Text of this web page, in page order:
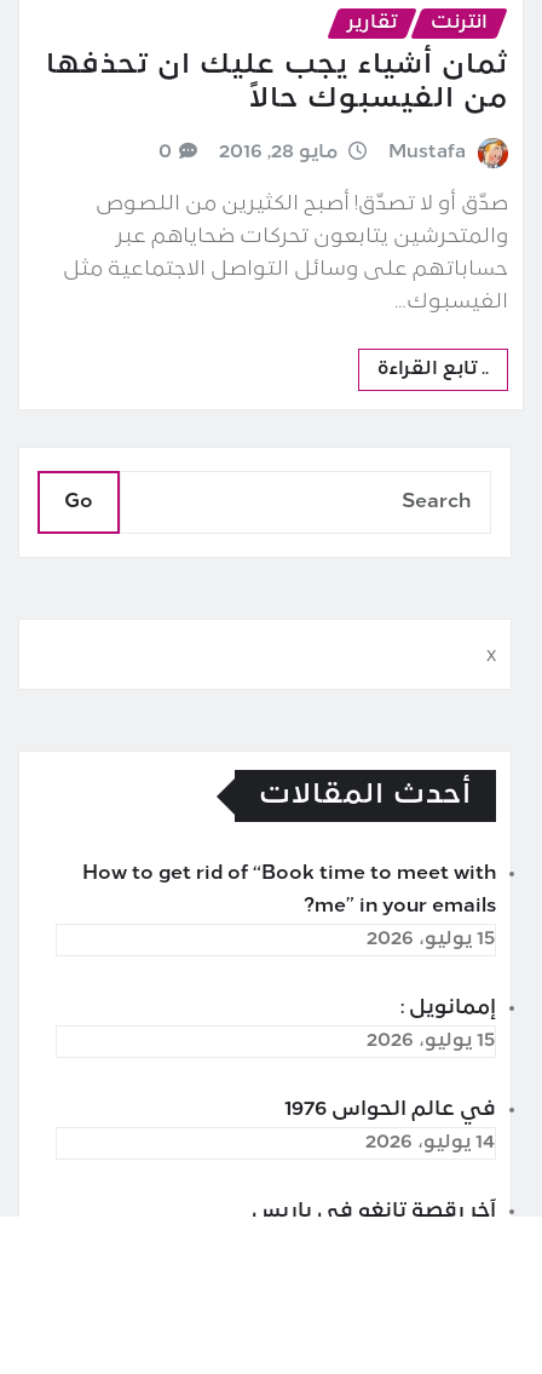
انترنت تقارير
ثمان أشياء يجب عليك ان تحذفها
من الفيسبوك حالاً
Mustafa مايو 28, 2016 0
صدّق أو لا تصدّق! أصبح الكثيرين من اللصوص
والمتحرشين يتابعون تحركات ضحاياهم عبر
حساباتهم على وسائل التواصل الاجتماعية مثل
الفيسبوك…
.. تابع القراءة
Go
x
أحدث المقالات
How to get rid of “Book time to meet with
me” in your emails?
15 يوليو، 2026
إممانويل :
15 يوليو، 2026
في عالم الحواس 1976
14 يوليو، 2026
آخر رقصة تانغو في باريس